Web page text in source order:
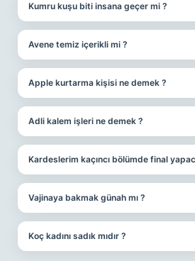
Kumru kuşu biti insana geçer mi ?
Avene temiz içerikli mi ?
Apple kurtarma kişisi ne demek ?
Adli kalem işleri ne demek ?
Kardeslerim kaçıncı bölümde final
Vajinaya bakmak günah mı ?
Koç kadını sadık mıdır ?